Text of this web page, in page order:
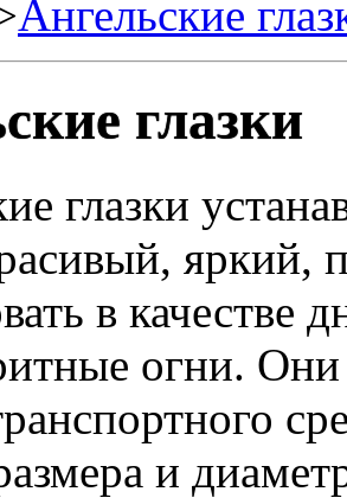
Ангельские
глазки
глазки
яркий,
в
огни.
и